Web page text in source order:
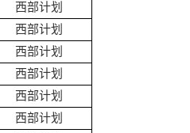
西部计划
西部计划
西部计划
西部计划
西部计划
西部计划